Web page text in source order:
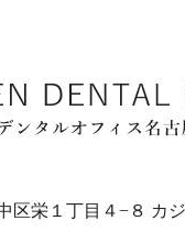
区栄１丁目４−８ カ